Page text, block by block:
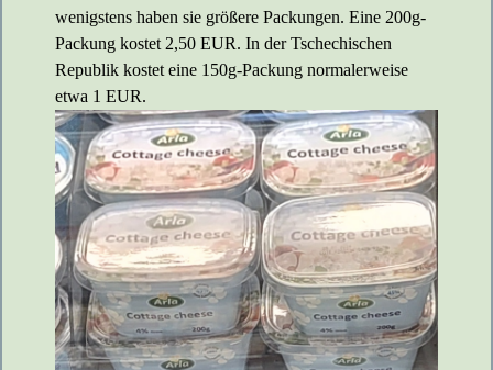
wenigstens haben sie größere Packungen. Eine 200g-
Packung kostet 2,50 EUR. In der Tschechischen
Republik kostet eine 150g-Packung normalerweise
etwa 1 EUR.